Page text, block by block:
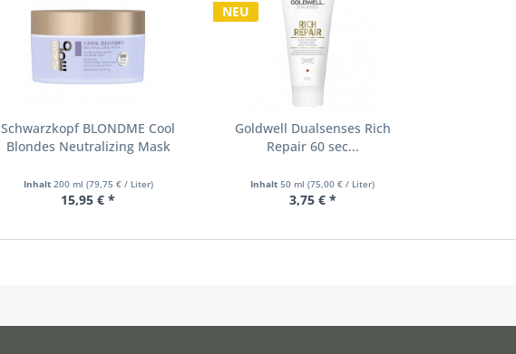
Schwarzkopf BLONDME Cool
Blondes Neutralizing Mask
Inhalt 200 ml (79,75 € / Liter)
15,95 € *
NEU
Goldwell Dualsenses Rich
Repair 60 sec...
Inhalt50 ml(75,00 € / Liter)
3,75 € *